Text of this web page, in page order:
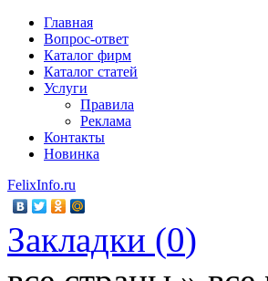
Главная
Вопрос-ответ
Каталог фирм
Каталог статей
Услуги
Правила
Реклама
Контакты
Новинка
FelixInfo.ru
Закладки (0)